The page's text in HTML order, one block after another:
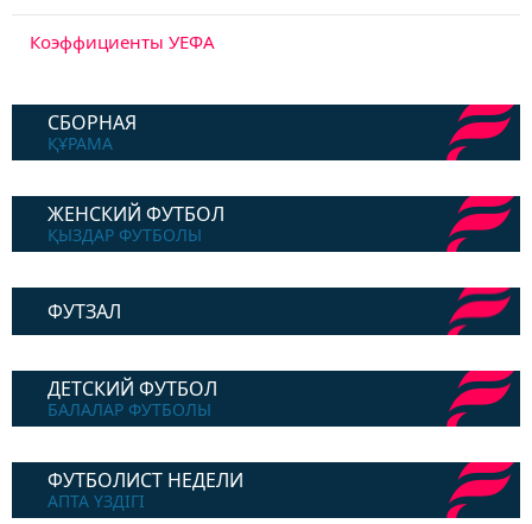
Коэффициенты УЕФА
СБОРНАЯ
ҚҰРАМА
ЖЕНСКИЙ ФУТБОЛ
ҚЫЗДАР ФУТБОЛЫ
ФУТЗАЛ
ДЕТСКИЙ ФУТБОЛ
БАЛАЛАР ФУТБОЛЫ
ФУТБОЛИСТ НЕДЕЛИ
АПТА ҮЗДІГІ